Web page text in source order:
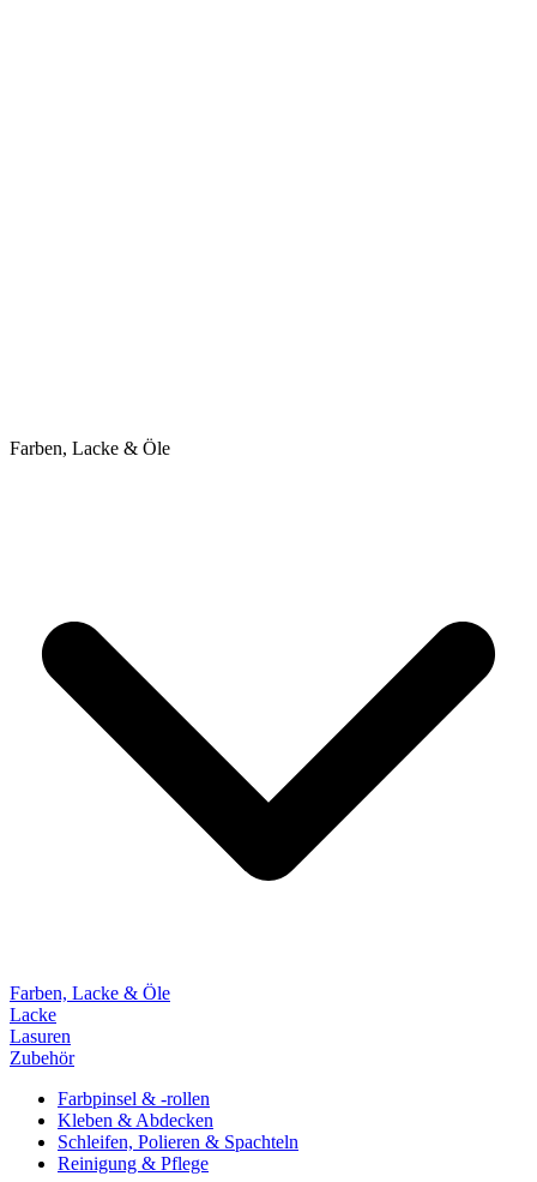
Farben, Lacke & Öle
Farben, Lacke & Öle
Lacke
Lasuren
Zubehör
Farbpinsel & -rollen
Kleben & Abdecken
Schleifen, Polieren & Spachteln
Reinigung & Pflege